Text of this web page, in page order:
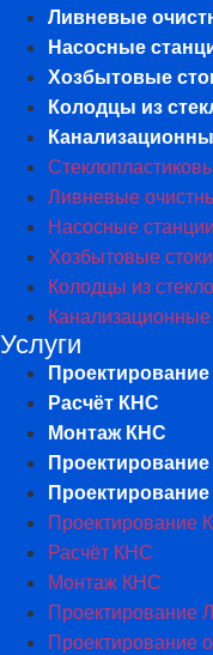
Ливневые
Насосные
Хозбытовые
Колодцы из
Ливневые
Насосные станции
Хозбытовые стоки
Колодцы из
Услуги
Расчёт КНС
Монтаж КНС
Проектирование
Расчёт КНС
Монтаж КНС
Проектирование
Проектирование